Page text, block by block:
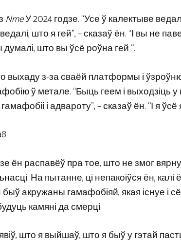
NmeУ 2024 годзе. “Усе ў калектыве
што я гей”, – сказаў ён. “І вы не
што вы ўсё роўна гей “.
выхаду з-за сваёй платформы і
ў метале. “Быць геем і выходзіць
і адвароту”, – сказаў ён. “І я
ён распавёў пра тое, што не змог
На пытанне, ці непакоіўся ён,
акружаны гамафобіяй, якая існуе і
камяні да смерці.
што я выйшаў, што я быў у гэтай